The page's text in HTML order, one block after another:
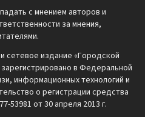
с мнением авторов и
за мнения,
сетевое издание «Городской
в Федеральной
информационных технологий и
о регистрации средства
от 30 апреля 2013 г.